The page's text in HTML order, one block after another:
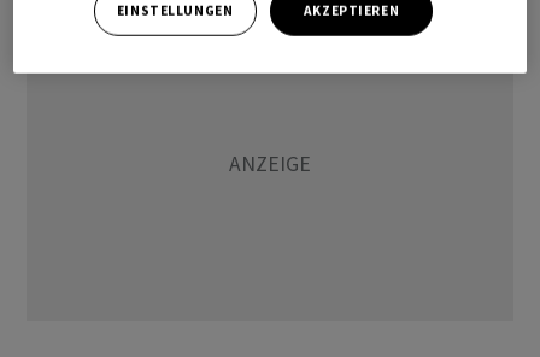
EINSTELLUNGEN AKZEPTIEREN